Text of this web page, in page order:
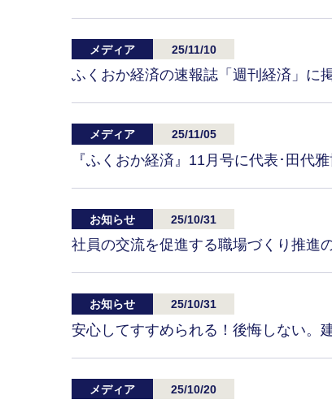
メディア 25/11/10
ふくおか経済の速報誌「週刊経済」に
メディア 25/11/05
『ふくおか経済』11月号に代表･田代
お知らせ 25/10/31
社員の交流を促進する職場づくり推進
お知らせ 25/10/31
安心してすすめられる！後悔しない。
メディア 25/10/20